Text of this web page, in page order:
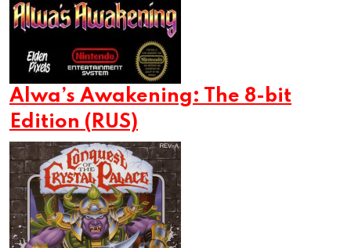
Alwa’s Awakening: The 8-bit
Edition (RUS)